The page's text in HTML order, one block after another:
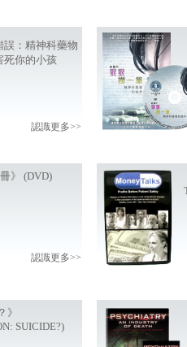
誤：精神科藥物
死你的小孩
認識更多>>
》 (DVD)
認識更多>>
》
SUICIDE?)